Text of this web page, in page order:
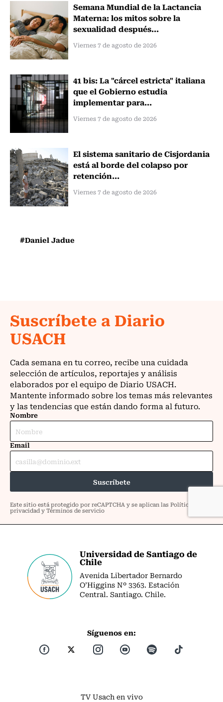
Semana Mundial de la Lactancia
Materna: los mitos sobre la
sexualidad después...
Viernes 7 de agosto de 2026
41 bis: La "cárcel estricta" italiana
que el Gobierno estudia
implementar para...
Viernes 7 de agosto de 2026
El sistema sanitario de Cisjordania
está al borde del colapso por
retención...
Viernes 7 de agosto de 2026
#Daniel Jadue
Universidad de Santiago de
Chile
Avenida Libertador Bernardo
O’Higgins Nº 3363. Estación
Central. Santiago. Chile.
Síguenos en:
TV Usach en vivo